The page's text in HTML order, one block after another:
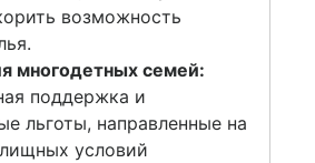
возможность
многодетных семей:
поддержка и
льготы, направленные на
условий